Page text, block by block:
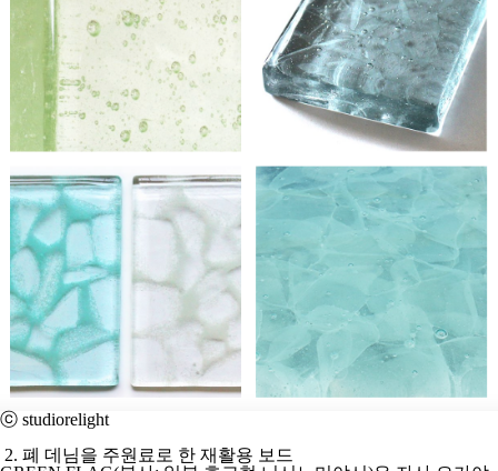
ⓒ studiorelight
2. 폐 데님을 주원료로 한 재활용 보드